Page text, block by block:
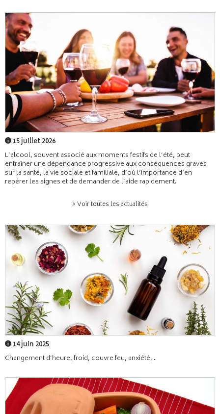
15 juillet 2026
L’alcool, souvent associé aux moments festifs de l’été, peut
entraîner une dépendance progressive aux conséquences graves
sur la santé, la vie sociale et familiale, d’où l’importance d’en
repérer les signes et de demander de l’aide rapidement.
> Voir toutes les actualités
14 juin 2025
Changement d’heure, froid, couvre feu, anxiété,...